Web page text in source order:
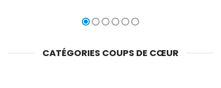
CATÉGORIES COUPS DE CŒUR